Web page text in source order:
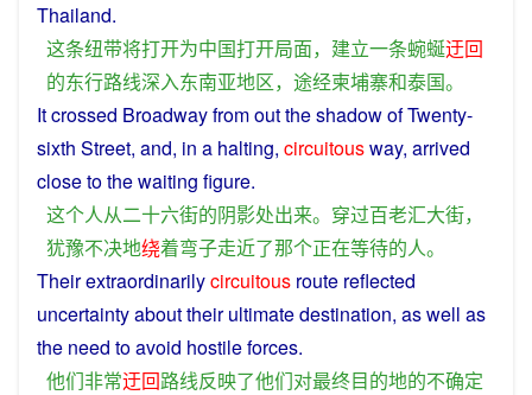
Thailand.
这条纽带将打开为中国打开局面， 建立一条蜿蜒迂回
的东行路线深入东南亚地区， 途经柬埔寨和泰国。
Itcrossed BroadwayfromouttheshadowofTwenty-
sixth Street, and, in a halting, circuitousway, arrived
closetothewaiting figure.
这个人从二十六街的阴影处出来。 穿过百老汇大街，
犹豫不决地绕着弯子走近了那个正在等待的人。
Theirextraordinarilycircuitous route reflected
uncertaintyabouttheir ultimatedestination, aswell as
the need toavoid hostileforces.
他们非常迂回路线反映了他们对最终目的地的不确定